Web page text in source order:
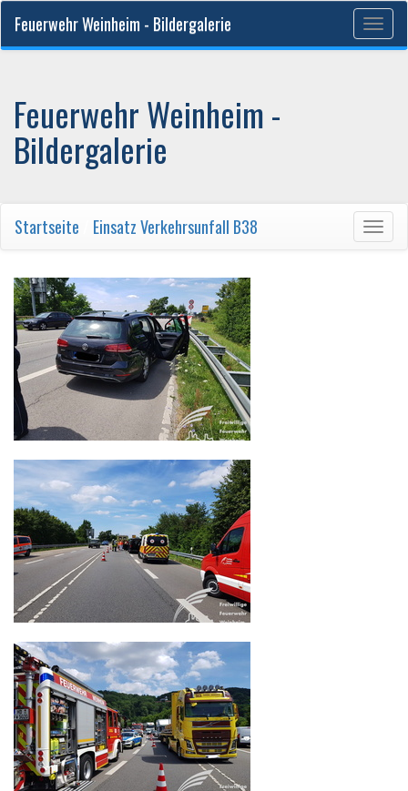
Feuerwehr Weinheim - Bildergalerie
Feuerwehr Weinheim -
Bildergalerie
Startseite Einsatz Verkehrsunfall B38